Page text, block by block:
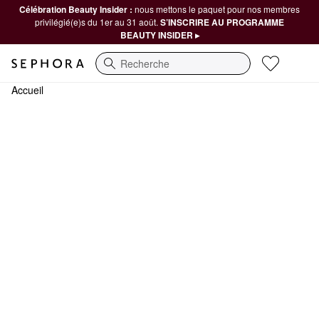
Célébration Beauty Insider : nous mettons le paquet pour nos membres
privilégié(e)s du 1er au 31 août. S’INSCRIRE AU PROGRAMME
BEAUTY INSIDER ▸
Recherche
Accueil